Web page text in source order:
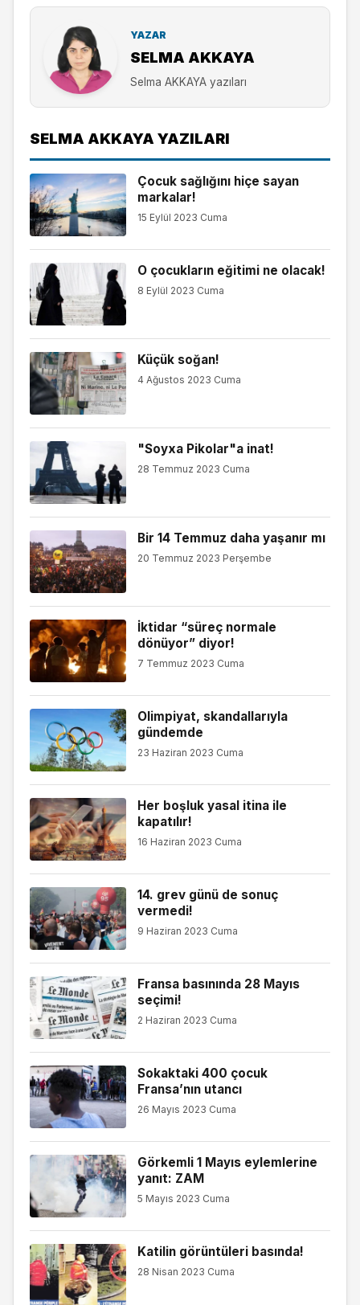
YAZAR
SELMA AKKAYA
Selma AKKAYA yazıları
SELMA AKKAYA YAZILARI
Çocuk sağlığını hiçe sayan
markalar!
15 Eylül 2023 Cuma
O çocukların eğitimi ne olacak!
8 Eylül 2023 Cuma
Küçük soğan!
4 Ağustos 2023 Cuma
"Soyxa Pikolar"a inat!
28 Temmuz 2023 Cuma
Bir 14 Temmuz daha yaşanır mı
20 Temmuz 2023 Perşembe
İktidar “süreç normale
dönüyor” diyor!
7 Temmuz 2023 Cuma
Olimpiyat, skandallarıyla
gündemde
23 Haziran 2023 Cuma
Her boşluk yasal itina ile
kapatılır!
16 Haziran 2023 Cuma
14. grev günü de sonuç
vermedi!
9 Haziran 2023 Cuma
Fransa basınında 28 Mayıs
seçimi!
2 Haziran 2023 Cuma
Sokaktaki 400 çocuk
Fransa’nın utancı
26 Mayıs 2023 Cuma
Görkemli 1 Mayıs eylemlerine
yanıt: ZAM
5 Mayıs 2023 Cuma
Katilin görüntüleri basında!
28 Nisan 2023 Cuma